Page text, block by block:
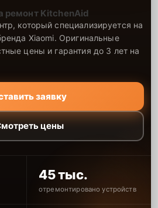
ремонт KitchenAid
который специализируется на
Xiaomi. Оригинальные
цены и гарантия до 3 лет на
заявку
цены
45 тыс.
отремонтировано устройств